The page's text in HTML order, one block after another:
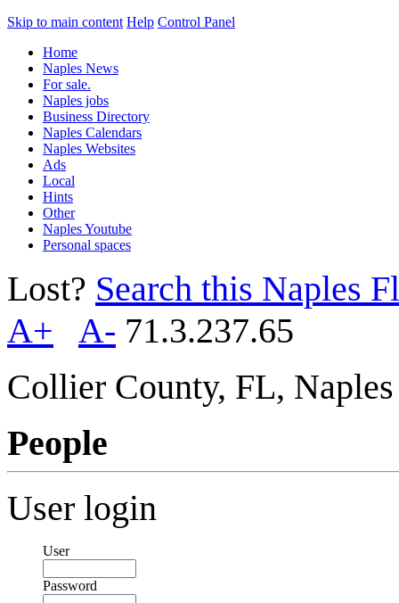
Skip to main content Help Control Panel
Home
Naples News
For sale.
Naples jobs
Business Directory
Naples Calendars
Naples Websites
Ads
Local
Hints
Other
Naples Youtube
Personal spaces
Lost? Search this Naples
A+
A- 71.3.237.65
Collier County, FL,
People
User login
User
Password